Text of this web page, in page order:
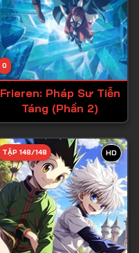
0
Frieren: Pháp Sư Tiễn
Táng (Phần 2)
HD
TẬP 148/148